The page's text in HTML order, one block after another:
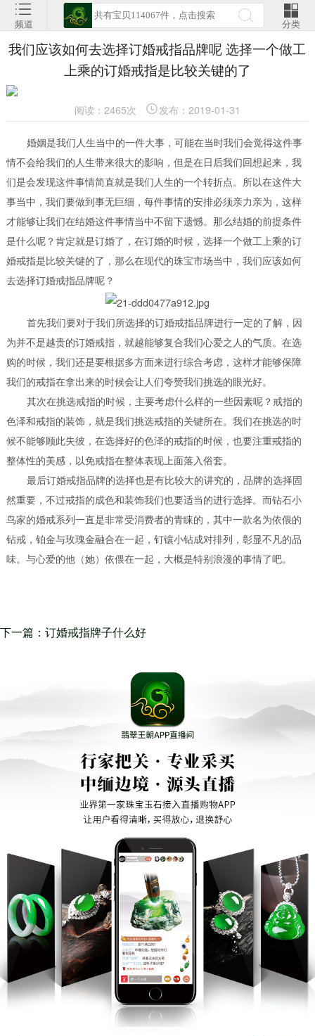
频道 分类
我们应该如何去选择订婚戒指品牌呢 选择一个做工
上乘的订婚戒指是比较关键的了
阅读：2465次 发布：2019-01-31
婚姻是我们人生当中的一件大事，可能在当时我们会觉得这件事
情不会给我们的人生带来很大的影响，但是在日后我们回想起来，我
们是会发现这件事情简直就是我们人生的一个转折点。所以在这件大
事当中，我们要做到事无巨细，每件事情的安排必须亲力亲为，这样
才能够让我们在结婚这件事情当中不留下遗憾。那么结婚的前提条件
是什么呢？肯定就是订婚了，在订婚的时候，选择一个做工上乘的订
婚戒指是比较关键的了，那么在现代的珠宝市场当中，我们应该如何
去选择订婚戒指品牌呢？
首先我们要对于我们所选择的订婚戒指品牌进行一定的了解，因
为并不是越贵的订婚戒指，就越能够复合我们心爱之人的气质。在选
购的时候，我们还是要根据多方面来进行综合考虑，这样才能够保障
我们的戒指在拿出来的时候会让人们夸赞我们挑选的眼光好。
其次在挑选戒指的时候，主要考虑什么样的一些因素呢？戒指的
色泽和戒指的装饰，就是我们挑选戒指的关键所在。我们在挑选的时
候不能够顾此失彼，在选择好的色泽的戒指的时候，也要注重戒指的
整体性的美感，以免戒指在整体表现上面落入俗套。
最后订婚戒指品牌的选择也是有比较大的讲究的，品牌的选择固
然重要，不过戒指的成色和装饰我们也要适当的进行选择。而钻石小
鸟家的婚戒系列一直是非常受消费者的青睐的，其中一款名为依偎的
钻戒，铂金与玫瑰金融合在一起，钉镶小钻成对排列，彰显不凡的品
味。与心爱的他（她）依偎在一起，大概是特别浪漫的事情了吧。
下一篇：订婚戒指牌子什么好